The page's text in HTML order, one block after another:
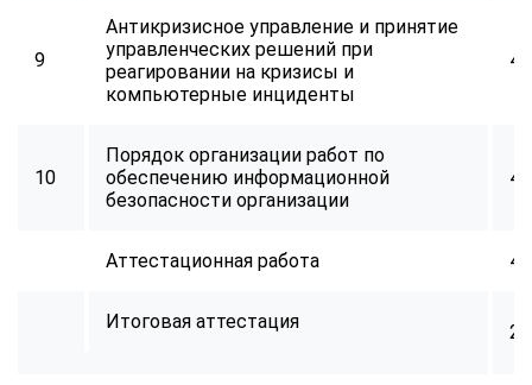
9
Антикризисное управление и принятие
управленческих решений при
реагировании на кризисы и
компьютерные инциденты
40
10
Порядок организации работ по
обеспечению информационной
безопасности организации
40
Аттестационная работа 40
Итоговая аттестация 2